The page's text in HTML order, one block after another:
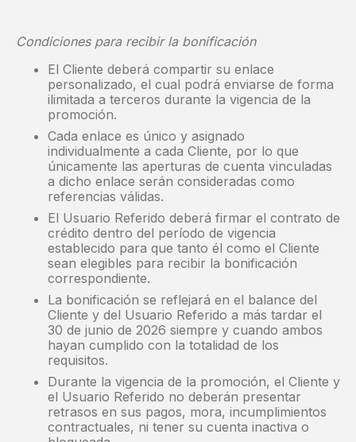
Condiciones para recibir la bonificación
El Cliente deberá compartir su enlace
personalizado, el cual podrá enviarse de forma
ilimitada a terceros durante la vigencia de la
promoción.
Cada enlace es único y asignado
individualmente a cada Cliente, por lo que
únicamente las aperturas de cuenta vinculadas
a dicho enlace serán consideradas como
referencias válidas.
El Usuario Referido deberá firmar el contrato de
crédito dentro del período de vigencia
establecido para que tanto él como el Cliente
sean elegibles para recibir la bonificación
correspondiente.
La bonificación se reflejará en el balance del
Cliente y del Usuario Referido a más tardar el
30 de junio de 2026 siempre y cuando ambos
hayan cumplido con la totalidad de los
requisitos.
Durante la vigencia de la promoción, el Cliente y
el Usuario Referido no deberán presentar
retrasos en sus pagos, mora, incumplimientos
contractuales, ni tener su cuenta inactiva o